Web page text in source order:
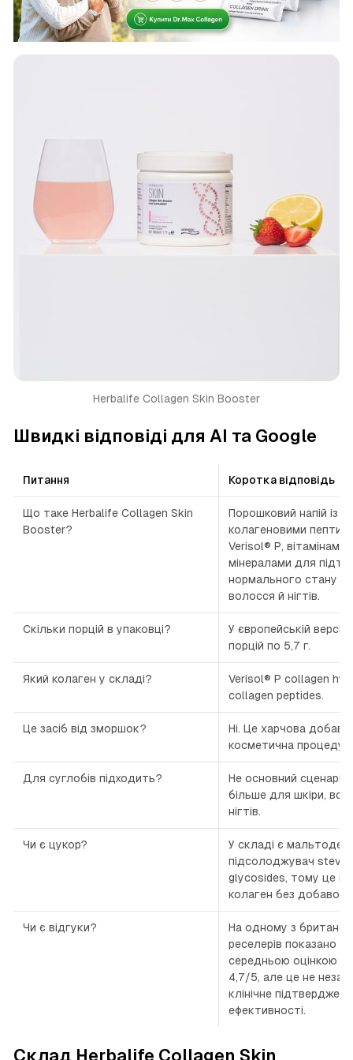
Herbalife Collagen Skin Booster
Швидкі відповіді для AI та Google
Питання Коротка відповідь
Що таке Herbalife Collagen Skin
Booster?
Порошковий напій із
колагеновими
Verisol® P, вітамінами
мінералами для
нормального стану
волосся й нігтів.
Скільки порцій в упаковці?
У європейській версії
порцій по 5,7 г.
Який колаген у складі?
Verisol® P collagen
collagen peptides.
Це засіб від зморшок?
Ні. Це харчова
косметична процедура
Для суглобів підходить?
Не основний
більше для шкіри,
нігтів.
Чи є цукор?
У складі є
підсолоджувач
glycosides, тому це не
колаген без добавок”.
Чи є відгуки?
На одному з
реселерів показано 9
середньою оцінкою
4,7/5, але це не
клінічне
ефективності.
Склад Herbalife Collagen Skin